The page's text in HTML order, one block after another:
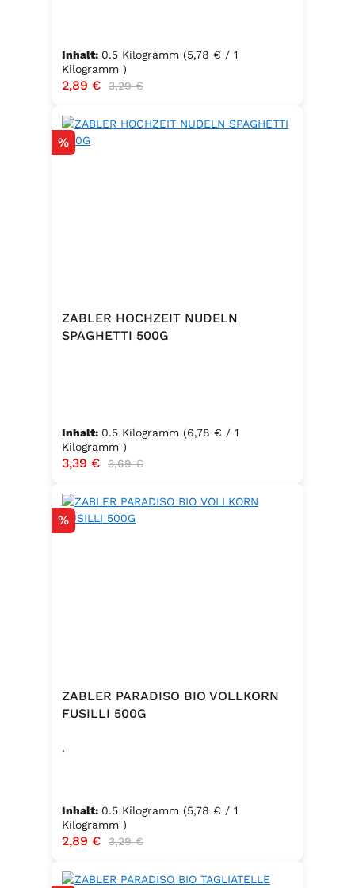
Inhalt: 0.5 Kilogramm (5,78 € / 1
Kilogramm )
Verkaufspreis:
2,89 € Regulärer Preis:
3,29 €
Rabatt
%
ZABLER HOCHZEIT NUDELN
SPAGHETTI 500G
Inhalt: 0.5 Kilogramm (6,78 € / 1
Kilogramm )
Verkaufspreis:
3,39 € Regulärer Preis:
3,69 €
Rabatt
%
ZABLER PARADISO BIO VOLLKORN
FUSILLI 500G
.
Inhalt: 0.5 Kilogramm (5,78 € / 1
Kilogramm )
Verkaufspreis:
2,89 € Regulärer Preis:
3,29 €